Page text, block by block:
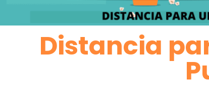
Distancia